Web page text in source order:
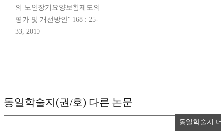
의 노인장기요양보험제도의
평가 및 개선방안" 168 : 25-
33, 2010
동일학술지(권/호) 다른 논문
동일학술지